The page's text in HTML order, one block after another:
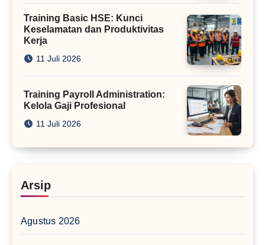
Training Basic HSE: Kunci
Keselamatan dan Produktivitas
Kerja
11 Juli 2026
Training Payroll Administration:
Kelola Gaji Profesional
11 Juli 2026
Arsip
Agustus 2026